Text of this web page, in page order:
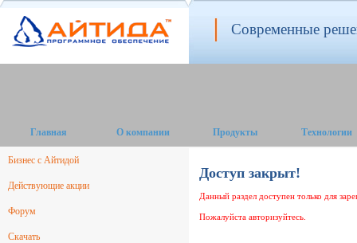
Современные
Главная О компании Продукты Технологии
Бизнес с Айтидой
Действующие акции
Форум
Скачать
Доступ закрыт!
Данный раздел доступен только для
Пожалуйста авторизуйтесь.